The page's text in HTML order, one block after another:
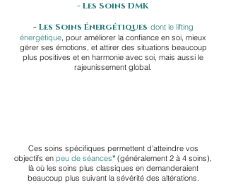
- Les Soins DMK
-Les Soins Énergétiques dont le lifting
énergétique, pour améliorer la confiance en soi, mieux
gérer ses émotions, et attirer des situations beaucoup
plus positives et en harmonie avec soi, mais aussi le
rajeunissement global.
Ces soins spécifiques permettent d'atteindre vos
objectifs en peu de séances* (généralement 2 à 4 soins),
là où les soins plus classiques en demanderaient
beaucoup plus suivant la sévérité des altérations.